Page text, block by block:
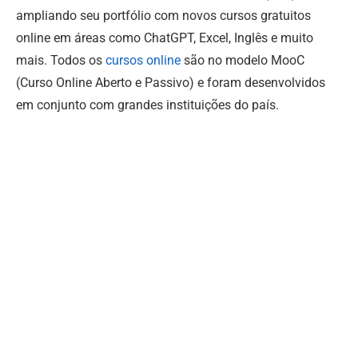
ampliando seu portfólio com novos cursos gratuitos
online em áreas como ChatGPT, Excel, Inglês e muito
mais. Todos os cursos online são no modelo MooC
(Curso Online Aberto e Passivo) e foram desenvolvidos
em conjunto com grandes instituições do país.